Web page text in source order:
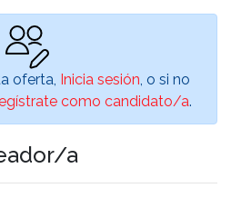
oferta, Inicia sesión , o si no
como candidato/a.
a